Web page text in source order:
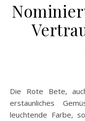
Die Rote Bete, auch bekannt als Rote Rübe, ist ein
erstaunliches
leuchtende Farbe,